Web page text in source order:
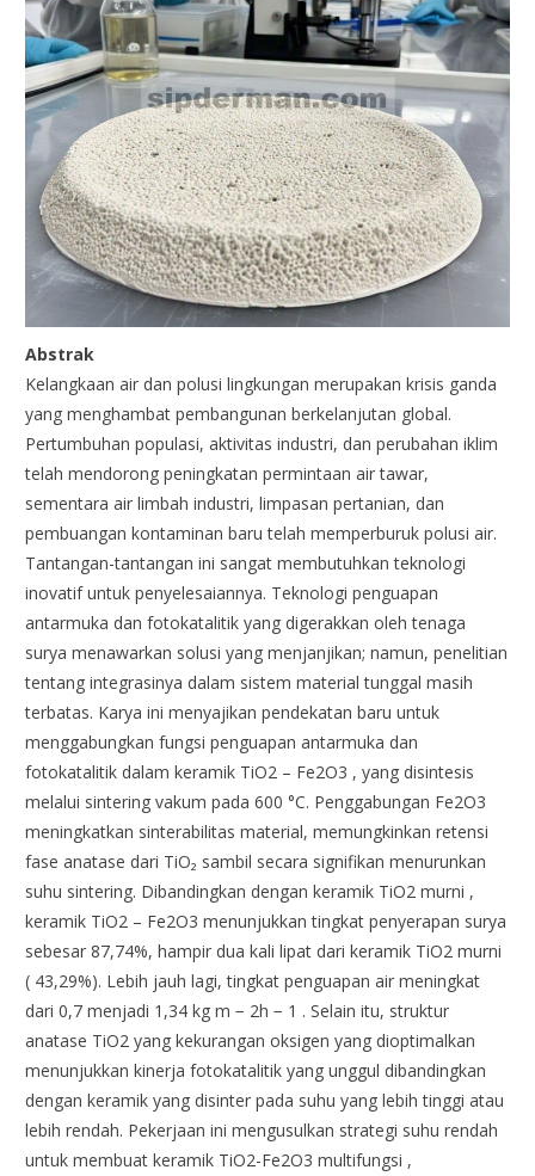
Abstrak
Kelangkaan air dan polusi lingkungan merupakan krisis ganda
yang menghambat pembangunan berkelanjutan global.
Pertumbuhan populasi, aktivitas industri, dan perubahan iklim
telah mendorong peningkatan permintaan air tawar,
sementara air limbah industri, limpasan pertanian, dan
pembuangan kontaminan baru telah memperburuk polusi air.
Tantangan-tantangan ini sangat membutuhkan teknologi
inovatif untuk penyelesaiannya. Teknologi penguapan
antarmuka dan fotokatalitik yang digerakkan oleh tenaga
surya menawarkan solusi yang menjanjikan; namun, penelitian
tentang integrasinya dalam sistem material tunggal masih
terbatas. Karya ini menyajikan pendekatan baru untuk
menggabungkan fungsi penguapan antarmuka dan
fotokatalitik dalam keramik TiO2 – Fe2O3 , yang disintesis
melalui sintering vakum pada 600 °C. Penggabungan Fe2O3
meningkatkan sinterabilitas material, memungkinkan retensi
fase anatase dari TiO₂ sambil secara signifikan menurunkan
suhu sintering. Dibandingkan dengan keramik TiO2 murni ,
keramik TiO2 – Fe2O3 menunjukkan tingkat penyerapan surya
sebesar 87,74%, hampir dua kali lipat dari keramik TiO2 murni
( 43,29%). Lebih jauh lagi, tingkat penguapan air meningkat
dari 0,7 menjadi 1,34 kg m − 2h − 1 . Selain itu, struktur
anatase TiO2 yang kekurangan oksigen yang dioptimalkan
menunjukkan kinerja fotokatalitik yang unggul dibandingkan
dengan keramik yang disinter pada suhu yang lebih tinggi atau
lebih rendah. Pekerjaan ini mengusulkan strategi suhu rendah
untuk membuat keramik TiO2-Fe2O3 multifungsi ,